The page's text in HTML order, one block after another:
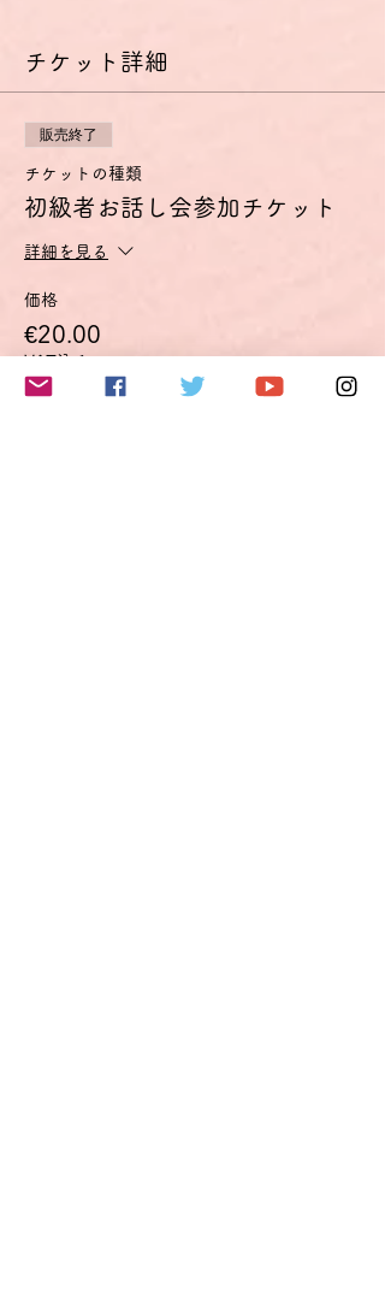
チケット詳細
販売終了
チケットの種類
初級者お話し会参加チケット
詳細を見る
価格
€20.00
VAT込み